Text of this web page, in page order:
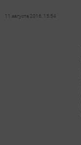
11 августа 2016, 15:54